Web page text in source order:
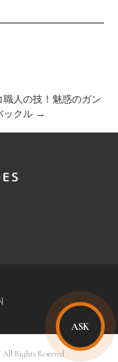
職人の技！魅惑のガン
ックル →
ASK
Rights Reserved